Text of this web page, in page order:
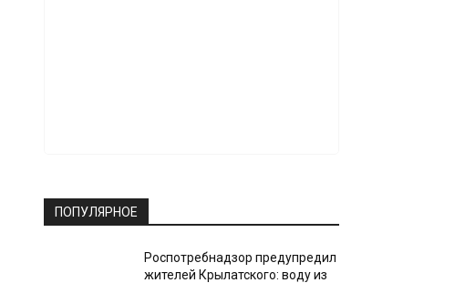
ПОПУЛЯРНОЕ
Роспотребнадзор предупредил
жителей Крылатского: воду из